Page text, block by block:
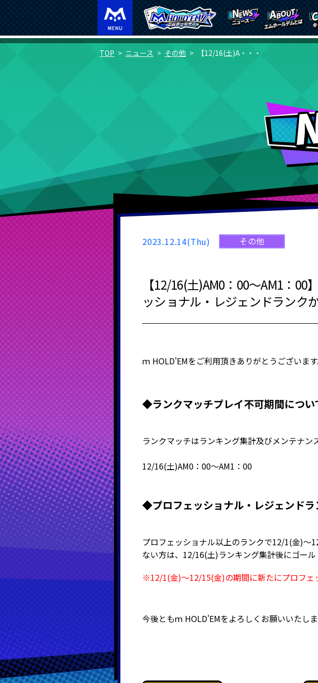
TOP ニュース その他 【12/16(土)A・・・
2023.12.14(Thu) その他
【12/16(土)AM0：00～AM1：
ッショナル・レジェンドランク
ｍ HOLD'EMをご利用頂きありがとうございます
◆ランクマッチプレイ不可期間につい
ランクマッチはランキング集計及びメンテナン
12/16(土)AM0：00～AM1：00
◆プロフェッショナル・レジェンドラ
プロフェッショナル以上のランクで12/1(金)～
ない方は、12/16(土)ランキング集計後にゴー
※12/1(金)～12/15(金)の期間に新たにプロフェ
今後ともｍ HOLD'EMをよろしくお願いいたしま